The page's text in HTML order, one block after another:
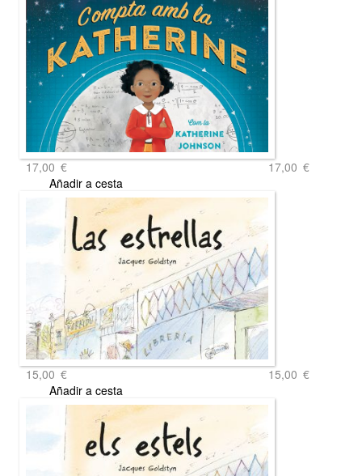
17,00 € 17,00 €
Añadir a cesta
15,00 € 15,00 €
Añadir a cesta